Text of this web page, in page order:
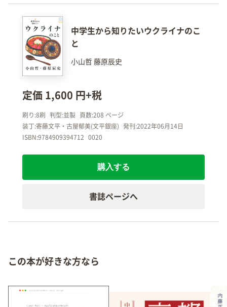
中学生から知りたいウクライナのこ
と
小山哲 藤原辰史
定価 1,600 円+税
刷り:8刷 判型:並製
頁数:208 ページ
装丁:寄藤文平・古屋郁美(文平銀座)
発刊:2022年06月14日
ISBN:9784909394712
0020
購入する
書誌ページへ
この本が好きな方なら